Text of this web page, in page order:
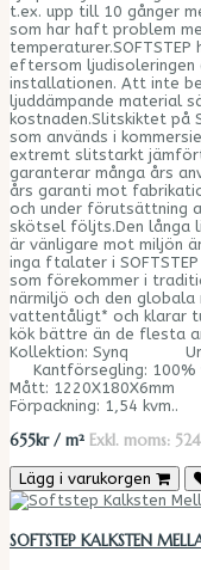
t.ex. upp till 10 gånger
som har haft problem
eftersom ljudisoleringen
installationen. Att inte
ljuddämpande material
kostnaden.Slitskiktet på
som används i
extremt slitstarkt
garanterar många års
års garanti mot
och under förutsättning
skötsel följts.Den långa
är vänligare mot miljön
inga ftalater i
som förekommer i
närmiljö och den globala
vattentåligt* och klarar
kök bättre än de flesta
Kollektion: Synq
Kantförsegling:
Mått:
Förpackning: 1,54 kvm..
655kr / m² Exkl. moms:
Lägg i varukorgen
SOFTSTEP KALKSTEN